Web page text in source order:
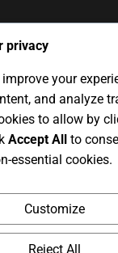
σας
Cookies και
privacy
your
and analyze
to allow by
Accept All to
essential cookies.
Customize
Reject All